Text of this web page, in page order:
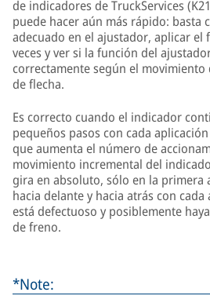
de indicadores de TruckServices
puede hacer aún más rápido: basta
adecuado en el ajustador, aplicar el
veces y ver si la función del
correctamente según el
de flecha.
Es correcto cuando el indicador
pequeños pasos con cada
que aumenta el número de
movimiento incremental del
gira en absoluto, sólo en la primera
hacia delante y hacia atrás con
está defectuoso y posiblemente
de freno.
*Note: